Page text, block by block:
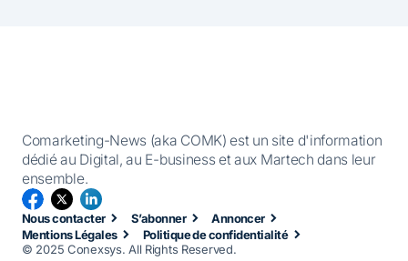
Comarketing-News (aka COMK) est un site d'information
dédié au Digital, au E-business et aux Martech dans leur
ensemble.
Nous contacter S’abonner
Annoncer
Mentions Légales
Politique de confidentialité
© 2025 Conexsys. All Rights Reserved.